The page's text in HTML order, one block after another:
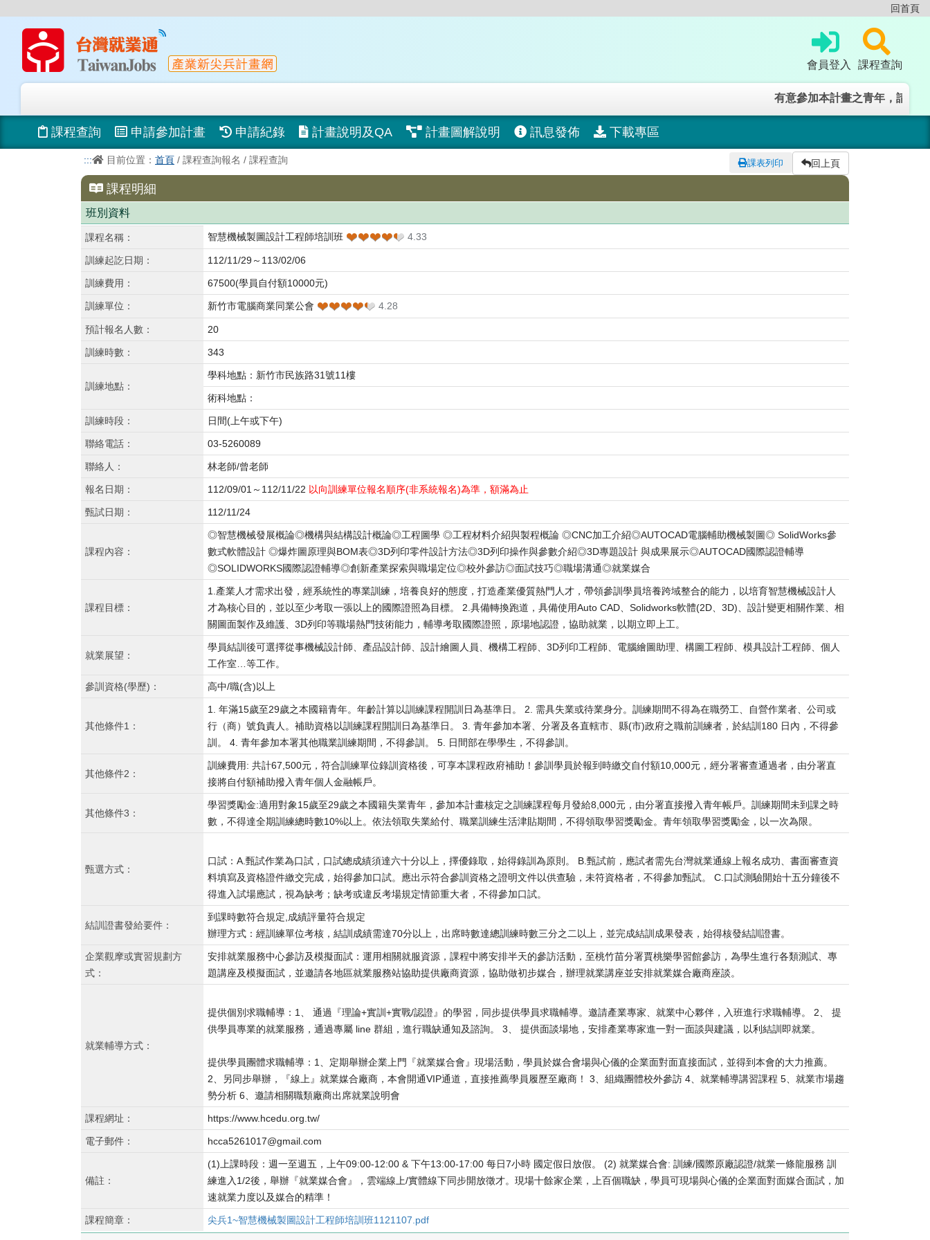
跳
要
容
回首頁
會員登入 課程查詢
有意參加本計畫之青年，請於本
課程查詢 申請參加計畫 申請紀錄 計畫說明及QA 計畫圖解說明 訊息發佈 下載專區
::: 目前位置： 首頁 / 課程查詢報名 / 課程查詢 回上頁
課表列印
課程明細
班別資料
課程名稱： 智慧機械製圖設計工程師培訓班 ❤❤❤❤❤
❤❤❤❤❤ 4.33
訓練起訖日期： 112/11/29～113/02/06
訓練費用： 67500(學員自付額10000元)
訓練單位： 新竹市電腦商業同業公會 ❤❤❤❤❤
❤❤❤❤❤ 4.28
預計報名人數： 20
訓練時數： 343
訓練地點：
學科地點：新竹市民族路31號11樓
術科地點：
訓練時段： 日間(上午或下午)
聯絡電話： 03-5260089
聯絡人： 林老師/曾老師
報名日期： 112/09/01～112/11/22 以向訓練單位報名順序(非系統報名)為準，額滿為止
甄試日期： 112/11/24
課程內容：
◎智慧機械發展概論◎機構與結構設計概論◎工程圖學 ◎工程材料介紹與製程概論 ◎CNC加工介紹◎AUTOCAD電腦輔助機械製圖◎ SolidWorks參
數式軟體設計 ◎爆炸圖原理與BOM表◎3D列印零件設計方法◎3D列印操作與參數介紹◎3D專題設計 與成果展示◎AUTOCAD國際認證輔導
◎SOLIDWORKS國際認證輔導◎創新產業探索與職場定位◎校外參訪◎面試技巧◎職場溝通◎就業媒合
課程目標：
1.產業人才需求出發，經系統性的專業訓練，培養良好的態度，打造產業優質熱門人才，帶領參訓學員培養跨域整合的能力，以培育智慧機械設計人
才為核心目的，並以至少考取一張以上的國際證照為目標。 2.具備轉換跑道，具備使用Auto CAD、Solidworks軟體(2D、3D)、設計變更相關作業、相
關圖面製作及維護、3D列印等職場熱門技術能力，輔導考取國際證照，原場地認證，協助就業，以期立即上工。
就業展望：
學員結訓後可選擇從事機械設計師、產品設計師、設計繪圖人員、機構工程師、3D列印工程師、電腦繪圖助理、構圖工程師、模具設計工程師、個人
工作室…等工作。
參訓資格(學歷)： 高中/職(含)以上
其他條件1：
1. 年滿15歲至29歲之本國籍青年。年齡計算以訓練課程開訓日為基準日。 2. 需具失業或待業身分。訓練期間不得為在職勞工、自營作業者、公司或
行（商）號負責人。補助資格以訓練課程開訓日為基準日。 3. 青年參加本署、分署及各直轄市、縣(市)政府之職前訓練者，於結訓180 日內，不得參
訓。 4. 青年參加本署其他職業訓練期間，不得參訓。 5. 日間部在學學生，不得參訓。
其他條件2：
訓練費用: 共計67,500元，符合訓練單位錄訓資格後，可享本課程政府補助！參訓學員於報到時繳交自付額10,000元，經分署審查通過者，由分署直
接將自付額補助撥入青年個人金融帳戶。
其他條件3：
學習獎勵金:適用對象15歲至29歲之本國籍失業青年，參加本計畫核定之訓練課程每月發給8,000元，由分署直接撥入青年帳戶。訓練期間未到課之時
數，不得達全期訓練總時數10%以上。依法領取失業給付、職業訓練生活津貼期間，不得領取學習獎勵金。青年領取學習獎勵金，以一次為限。
甄選方式：
口試：A.甄試作業為口試，口試總成績須達六十分以上，擇優錄取，始得錄訓為原則。 B.甄試前，應試者需先台灣就業通線上報名成功、書面審查資
料填寫及資格證件繳交完成，始得參加口試。應出示符合參訓資格之證明文件以供查驗，未符資格者，不得參加甄試。 C.口試測驗開始十五分鐘後不
得進入試場應試，視為缺考；缺考或違反考場規定情節重大者，不得參加口試。
結訓證書發給要件：
到課時數符合規定,成績評量符合規定
辦理方式：經訓練單位考核，結訓成績需達70分以上，出席時數達總訓練時數三分之二以上，並完成結訓成果發表，始得核發結訓證書。
企業觀摩或實習規劃方
式：
安排就業服務中心參訪及模擬面試：運用相關就服資源，課程中將安排半天的參訪活動，至桃竹苗分署賈桃樂學習館參訪，為學生進行各類測試、專
題講座及模擬面試，並邀請各地區就業服務站協助提供廠商資源，協助做初步媒合，辦理就業講座並安排就業媒合廠商座談。
就業輔導方式：
提供個別求職輔導：1、 通過『理論+實訓+實戰/認證』的學習，同步提供學員求職輔導。邀請產業專家、就業中心夥伴，入班進行求職輔導。 2、 提
供學員專業的就業服務，通過專屬 line 群組，進行職缺通知及諮詢。 3、 提供面談場地，安排產業專家進一對一面談與建議，以利結訓即就業。
提供學員團體求職輔導：1、定期舉辦企業上門『就業媒合會』現場活動，學員於媒合會場與心儀的企業面對面直接面試，並得到本會的大力推薦。
2、另同步舉辦，『線上』就業媒合廠商，本會開通VIP通道，直接推薦學員履歷至廠商！ 3、組織團體校外參訪 4、就業輔導講習課程 5、就業市場趨
勢分析 6、邀請相關職類廠商出席就業說明會
課程網址： https://www.hcedu.org.tw/
電子郵件： hcca5261017@gmail.com
備註：
(1)上課時段：週一至週五，上午09:00-12:00 & 下午13:00-17:00 每日7小時 國定假日放假。 (2) 就業媒合會: 訓練/國際原廠認證/就業一條龍服務 訓
練進入1/2後，舉辦『就業媒合會』，雲端線上/實體線下同步開放徵才。現場十餘家企業，上百個職缺，學員可現場與心儀的企業面對面媒合面試，加
速就業力度以及媒合的精準！
課程簡章： 尖兵1~智慧機械製圖設計工程師培訓班1121107.pdf